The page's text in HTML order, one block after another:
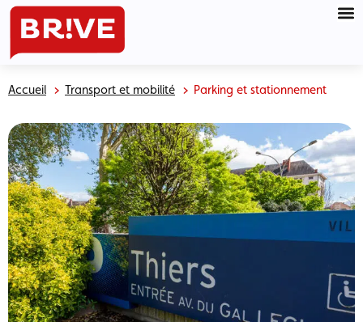
Accueil Transport et mobilité Parking et stationnement